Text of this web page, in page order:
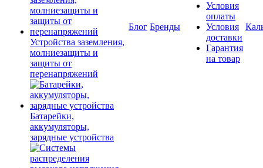
Устройства заземления,
молниезащиты и
защиты от
перенапряжений
Батарейки,
аккумуляторы,
зарядные устройства
Блог Бренды
Условия
оплаты
Условия
доставки
Гарантия
на товар